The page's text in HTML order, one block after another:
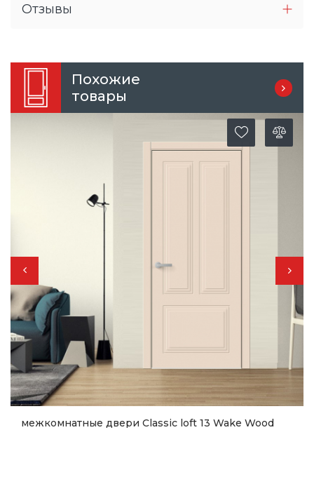
Отзывы
Похожие
товары
межкомнатные двери Classic loft 13 Wake Wood